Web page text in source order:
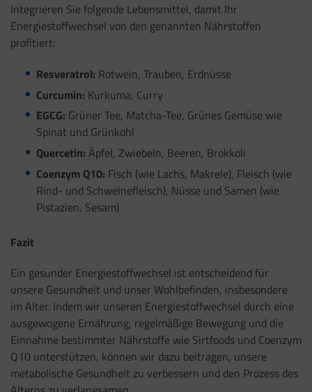
Integrieren Sie folgende Lebensmittel, damit Ihr
Energiestoffwechsel von den genannten Nährstoffen
profitiert:
Resveratrol: Rotwein, Trauben, Erdnüsse
Curcumin: Kurkuma, Curry
EGCG: Grüner Tee, Matcha-Tee, Grünes Gemüse wie
Spinat und Grünkohl
Quercetin: Äpfel, Zwiebeln, Beeren, Brokkoli
Coenzym Q10: Fisch (wie Lachs, Makrele), Fleisch (wie
Rind- und Schweinefleisch), Nüsse und Samen (wie
Pistazien, Sesam)
Fazit
Ein gesunder Energiestoffwechsel ist entscheidend für
unsere Gesundheit und unser Wohlbefinden, insbesondere
im Alter. Indem wir unseren Energiestoffwechsel durch eine
ausgewogene Ernährung, regelmäßige Bewegung und die
Einnahme bestimmter Nährstoffe wie Sirtfoods und Coenzym
Q10 unterstützen, können wir dazu beitragen, unsere
metabolische Gesundheit zu verbessern und den Prozess des